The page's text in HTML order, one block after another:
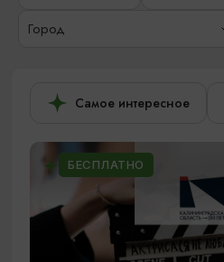
Город
Самое интересное
БЕСПЛАТНО